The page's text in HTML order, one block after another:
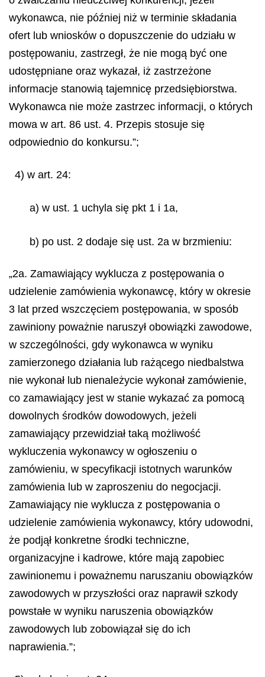
wykonawca, nie później niż w terminie składania
ofert lub wniosków o dopuszczenie do udziału w
postępowaniu, zastrzegł, że nie mogą być one
udostępniane oraz wykazał, iż zastrzeżone
informacje stanowią tajemnicę przedsiębiorstwa.
Wykonawca nie może zastrzec informacji, o których
mowa w art. 86 ust. 4. Przepis stosuje się
odpowiednio do konkursu.”;
4) w art. 24:
a) w ust. 1 uchyla się pkt 1 i 1a,
b) po ust. 2 dodaje się ust. 2a w brzmieniu:
„2a. Zamawiający wyklucza z postępowania o
udzielenie zamówienia wykonawcę, który w okresie
3 lat przed wszczęciem postępowania, w sposób
zawiniony poważnie naruszył obowiązki zawodowe,
w szczególności, gdy wykonawca w wyniku
zamierzonego działania lub rażącego niedbalstwa
nie wykonał lub nienależycie wykonał zamówienie,
co zamawiający jest w stanie wykazać za pomocą
dowolnych środków dowodowych, jeżeli
zamawiający przewidział taką możliwość
wykluczenia wykonawcy w ogłoszeniu o
zamówieniu, w specyfikacji istotnych warunków
zamówienia lub w zaproszeniu do negocjacji.
Zamawiający nie wyklucza z postępowania o
udzielenie zamówienia wykonawcy, który udowodni,
że podjął konkretne środki techniczne,
organizacyjne i kadrowe, które mają zapobiec
zawinionemu i poważnemu naruszaniu obowiązków
zawodowych w przyszłości oraz naprawił szkody
powstałe w wyniku naruszenia obowiązków
zawodowych lub zobowiązał się do ich
naprawienia.”;